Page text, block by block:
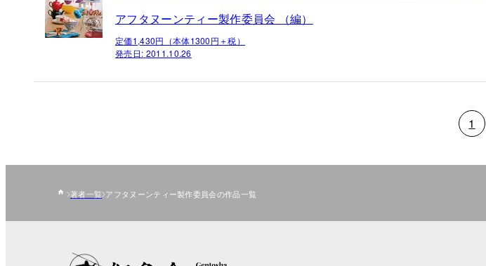
アフタヌーンティー製作委員会 （編）
定価1,430円（本体1300円＋税）
発売日: 2011.10.26
1
著者一覧 アフタヌーンティー製作委員会の作品一覧